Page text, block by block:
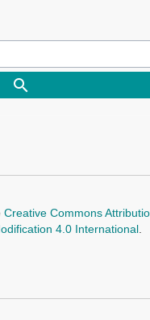
Creative Commons
4.0 International.